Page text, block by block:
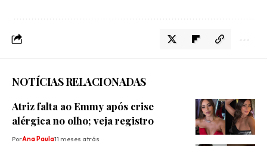
NOTÍCIAS RELACIONADAS
Atriz falta ao Emmy após crise
alérgica no olho; veja registro
PorAna Paula11 meses atrás